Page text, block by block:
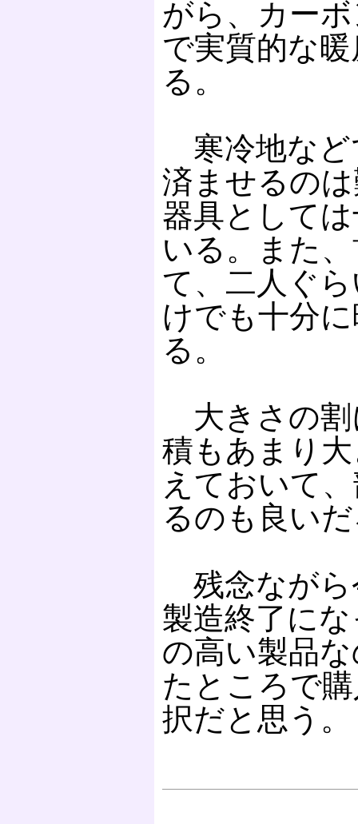
がら、カー
で実質的な
る。
寒冷地など
済ませるの
器具として
いる。また
て、二人ぐ
けでも十分
る。
大きさの割
積もあまり
えておいて
るのも良い
残念ながら
製造終了に
の高い製品
たところで
択だと思う。